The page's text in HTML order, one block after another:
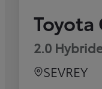
Toyota
2.0
SEVREY